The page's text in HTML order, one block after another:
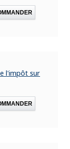
l'impôt sur